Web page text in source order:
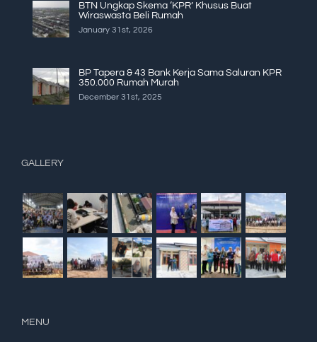
BTN Ungkap Skema ‘KPR’ Khusus Buat
Wiraswasta Beli Rumah
January 31st, 2026
BP Tapera & 43 Bank Kerja Sama Saluran KPR
350.000 Rumah Murah
December 31st, 2025
GALLERY
MENU